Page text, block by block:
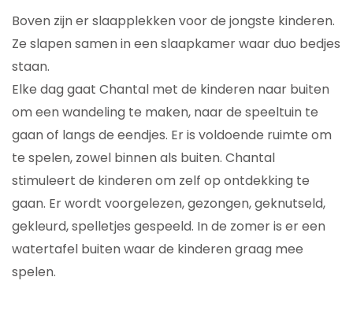
Boven zijn er slaapplekken voor de jongste kinderen.
Ze slapen samen in een slaapkamer waar duo bedjes
staan.
Elke dag gaat Chantal met de kinderen naar buiten
om een wandeling te maken, naar de speeltuin te
gaan of langs de eendjes. Er is voldoende ruimte om
te spelen, zowel binnen als buiten. Chantal
stimuleert de kinderen om zelf op ontdekking te
gaan. Er wordt voorgelezen, gezongen, geknutseld,
gekleurd, spelletjes gespeeld. In de zomer is er een
watertafel buiten waar de kinderen graag mee
spelen.